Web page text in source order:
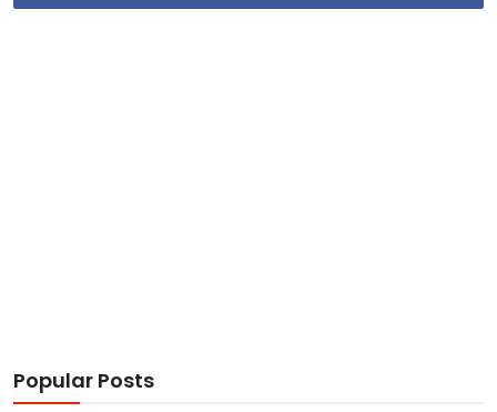
Popular Posts